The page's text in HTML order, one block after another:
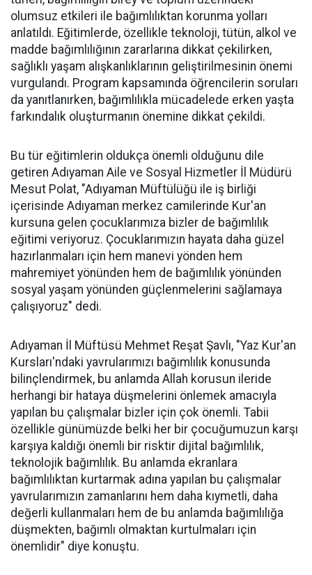
olumsuz etkileri ile bağımlılıktan korunma yolları
anlatıldı. Eğitimlerde, özellikle teknoloji, tütün, alkol ve
madde bağımlılığının zararlarına dikkat çekilirken,
sağlıklı yaşam alışkanlıklarının geliştirilmesinin önemi
vurgulandı. Program kapsamında öğrencilerin soruları
da yanıtlanırken, bağımlılıkla mücadelede erken yaşta
farkındalık oluşturmanın önemine dikkat çekildi.
Bu tür eğitimlerin oldukça önemli olduğunu dile
getiren Adıyaman Aile ve Sosyal Hizmetler İl Müdürü
Mesut Polat, "Adıyaman Müftülüğü ile iş birliği
içerisinde Adıyaman merkez camilerinde Kur'an
kursuna gelen çocuklarımıza bizler de bağımlılık
eğitimi veriyoruz. Çocuklarımızın hayata daha güzel
hazırlanmaları için hem manevi yönden hem
mahremiyet yönünden hem de bağımlılık yönünden
sosyal yaşam yönünden güçlenmelerini sağlamaya
çalışıyoruz" dedi.
Adıyaman İl Müftüsü Mehmet Reşat Şavlı, "Yaz Kur'an
Kursları'ndaki yavrularımızı bağımlılık konusunda
bilinçlendirmek, bu anlamda Allah korusun ileride
herhangi bir hataya düşmelerini önlemek amacıyla
yapılan bu çalışmalar bizler için çok önemli. Tabii
özellikle günümüzde belki her bir çocuğumuzun karşı
karşıya kaldığı önemli bir risktir dijital bağımlılık,
teknolojik bağımlılık. Bu anlamda ekranlara
bağımlılıktan kurtarmak adına yapılan bu çalışmalar
yavrularımızın zamanlarını hem daha kıymetli, daha
değerli kullanmaları hem de bu anlamda bağımlılığa
düşmekten, bağımlı olmaktan kurtulmaları için
önemlidir" diye konuştu.